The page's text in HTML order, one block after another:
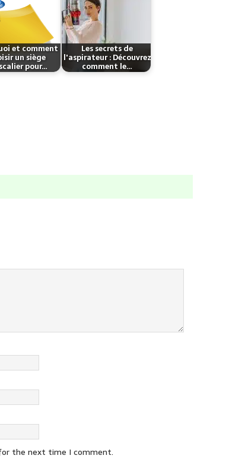
et comment
un siège
pour…
Les secrets de
l'aspirateur : Découvrez
comment le…
the next time I comment.